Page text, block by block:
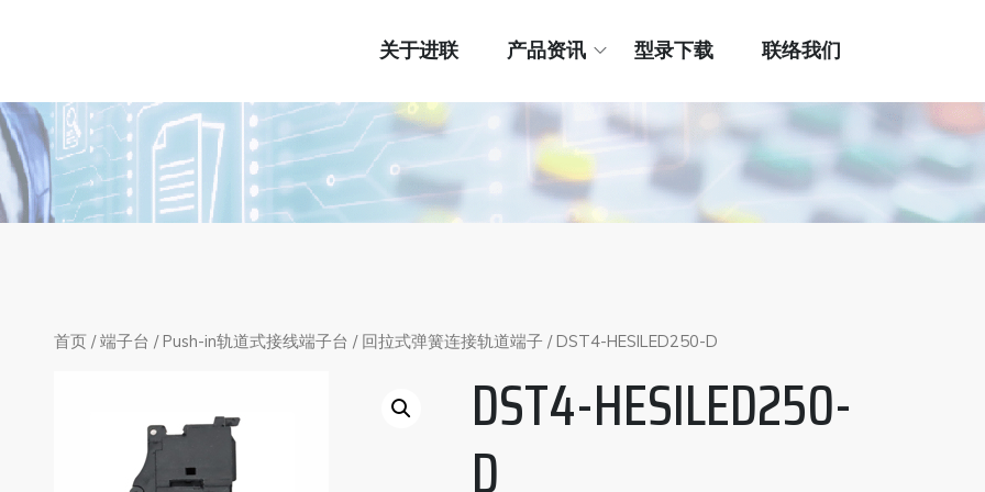
关于进联 产品资讯 型录下载 联络我们
首页 /端子台 /Push-in轨道式接线端子台 / 回拉式弹簧连接轨道端子 / DST4-HESILED250-D
DST4-HESILED250-
D